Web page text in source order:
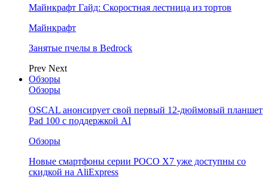
Майнкрафт Гайд: Скоростная лестница из тортов
Майнкрафт
Занятые пчелы в Bedrock
Prev Next
Обзоры
Обзоры
OSCAL анонсирует свой первый 12-дюймовый планшет
Pad 100 с поддержкой AI
Обзоры
Новые смартфоны серии POCO X7 уже доступны со
скидкой на AliExpress